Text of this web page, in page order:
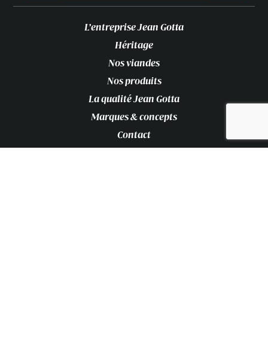
L’entreprise Jean Gotta
Héritage
Nos viandes
Nos produits
La qualité Jean Gotta
Marques & concepts
Contact